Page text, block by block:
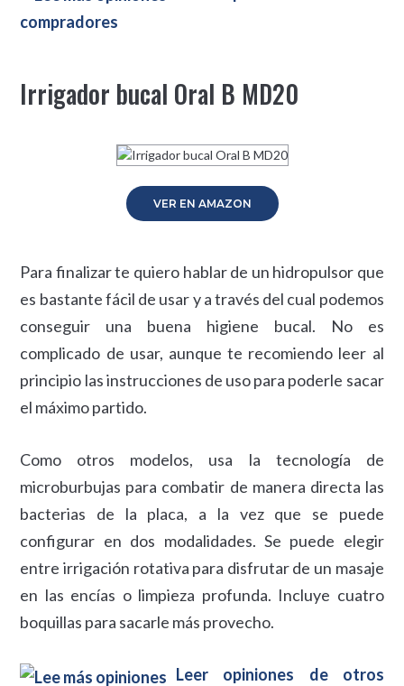
compradores
Irrigador bucal Oral B MD20
VER EN AMAZON
Para finalizar te quiero hablar de un hidropulsor que
es bastante fácil de usar y a través del cual podemos
conseguir una buena higiene bucal. No es
complicado de usar, aunque te recomiendo leer al
principio las instrucciones de uso para poderle sacar
el máximo partido.
Como otros modelos, usa la tecnología de
microburbujas para combatir de manera directa las
bacterias de la placa, a la vez que se puede
configurar en dos modalidades. Se puede elegir
entre irrigación rotativa para disfrutar de un masaje
en las encías o limpieza profunda. Incluye cuatro
boquillas para sacarle más provecho.
Leer opiniones de otros